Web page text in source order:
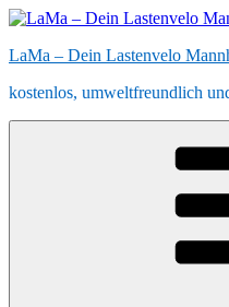
Zum
springen
LaMa – Dein Lastenvelo
kostenlos, umweltfreundlich